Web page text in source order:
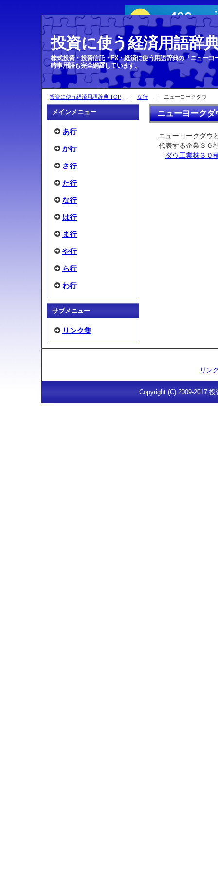
ニューヨークダウ
投資に使う経済用語辞典 TOP → な行 → ニューヨークダウ
ニューヨークダ
ニューヨークダウ
代表する企業３０
「 ダウ工業株３０
メインメニュー
あ行
か行
さ行
た行
な行
は行
ま行
や行
ら行
わ行
サブメニュー
リンク集
リン
Copyright (C) 2009-2017
投資に使う経済用語辞
株式投資・投資信託・FX・経済に使う用語辞典の「ニューヨ
時事用語も完全網羅しています。